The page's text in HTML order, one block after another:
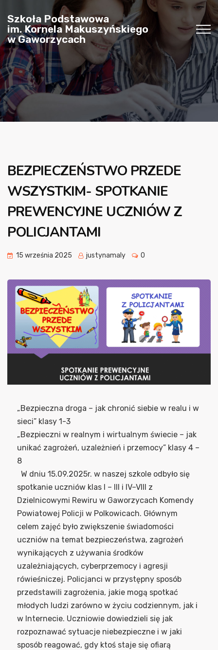
Szkoła Podstawowa
im. Kornela Makuszyńskiego
w Gaworzycach
BEZPIECZEŃSTWO PRZEDE
WSZYSTKIM- SPOTKANIE
PREWENCYJNE UCZNIÓW Z
POLICJANTAMI
15 września 2025 justynamaly 0
„Bezpieczna droga – jak chronić siebie w realu i w
sieci” klasy 1-3
„Bezpieczni w realnym i wirtualnym świecie – jak
unikać zagrożeń, uzależnień i przemocy” klasy 4 –
8
W dniu 15.09.2025r. w naszej szkole odbyło się
spotkanie uczniów klas I – III i IV–VIII z
Dzielnicowymi Rewiru w Gaworzycach Komendy
Powiatowej Policji w Polkowicach. Głównym
celem zajęć było zwiększenie świadomości
uczniów na temat bezpieczeństwa, zagrożeń
wynikających z używania środków
uzależniających, cyberprzemocy i agresji
rówieśniczej. Policjanci w przystępny sposób
przedstawili zagrożenia, jakie mogą spotkać
młodych ludzi zarówno w życiu codziennym, jak i
w Internecie. Uczniowie dowiedzieli się jak
rozpoznawać sytuacje niebezpieczne i w jaki
sposób reagować, gdy ktoś staje się ofiarą